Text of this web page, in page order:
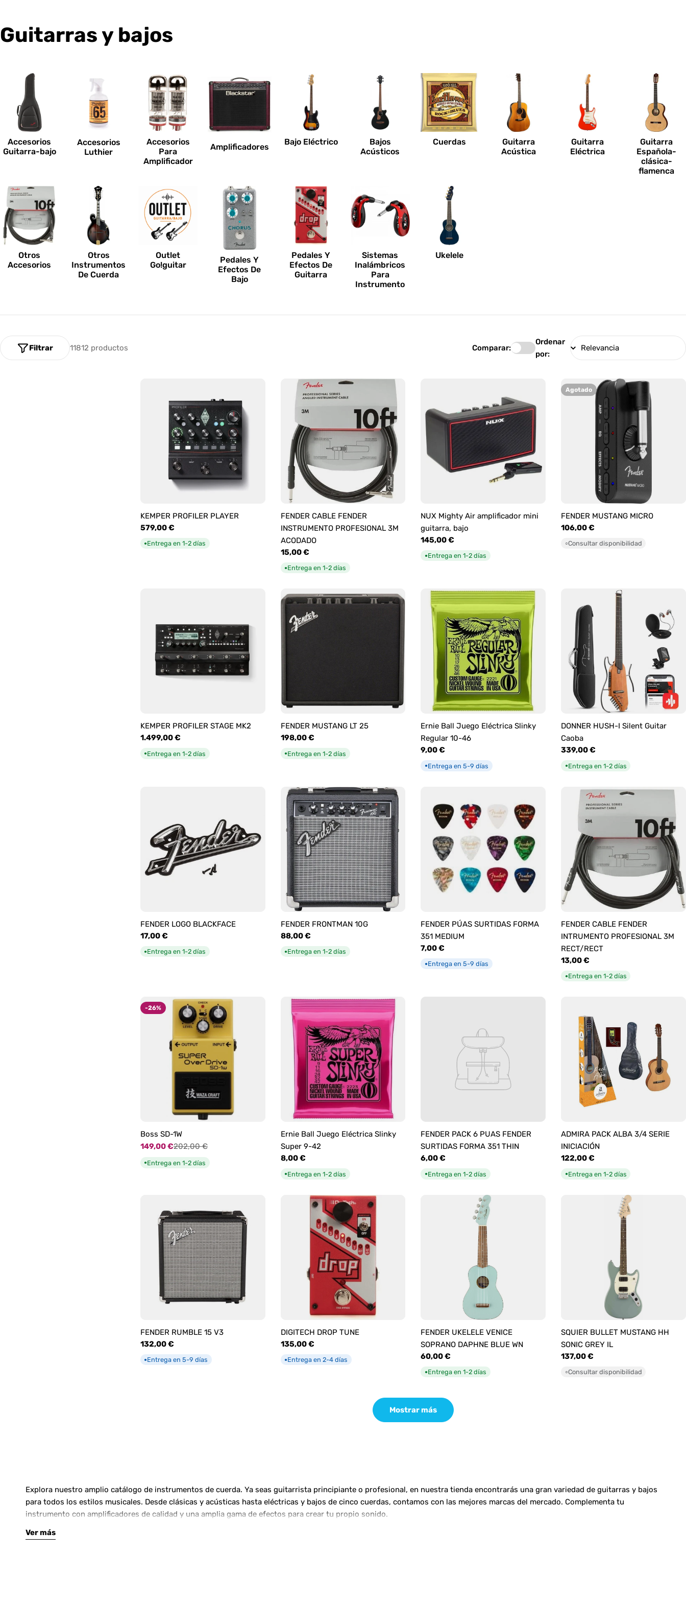
C
c
c
o
n
e
Guitarras y bajos
Accesorios
Guitarra-bajo
Accesorios
Luthier
Accesorios
Para
Amplificador
Amplificadores
Bajo Eléctrico
Bajos
Acústicos
Cuerdas
Guitarra
Acústica
Guitarra
Eléctrica
Guitarra
Española-
clásica-
flamenca
Otros
Accesorios
Otros
Instrumentos
De Cuerda
Outlet
Go!guitar
Pedales Y
Efectos De
Bajo
Pedales Y
Efectos De
Guitarra
Sistemas
Inalámbricos
Para
Instrumento
Ukelele
11812 productos
Filtrar Comparar:
Ordenar
por:
KEMPER PROFILER PLAYER
Precio
habitual
579,00 €
●Entrega en 1-2 días
FENDER CABLE FENDER
INSTRUMENTO PROFESIONAL 3M
ACODADO
Precio
habitual
15,00 €
●Entrega en 1-2 días
NUX Mighty Air amplificador mini
guitarra, bajo
Precio
habitual
145,00 €
●Entrega en 1-2 días
Agotado
FENDER MUSTANG MICRO
Precio
habitual
106,00 €
○Consultar disponibilidad
KEMPER PROFILER STAGE MK2
Precio
habitual
1.499,00 €
●Entrega en 1-2 días
FENDER MUSTANG LT 25
Precio
habitual
198,00 €
●Entrega en 1-2 días
Ernie Ball Juego Eléctrica Slinky
Regular 10-46
Precio
habitual
9,00 €
●Entrega en 5-9 días
DONNER HUSH-I Silent Guitar
Caoba
Precio
habitual
339,00 €
●Entrega en 1-2 días
FENDER LOGO BLACKFACE
Precio
habitual
17,00 €
●Entrega en 1-2 días
FENDER FRONTMAN 10G
Precio
habitual
88,00 €
●Entrega en 1-2 días
FENDER PÚAS SURTIDAS FORMA
351 MEDIUM
Precio
habitual
7,00 €
●Entrega en 5-9 días
FENDER CABLE FENDER
INTRUMENTO PROFESIONAL 3M
RECT/RECT
Precio
habitual
13,00 €
●Entrega en 1-2 días
-26%
Boss SD-1W
Precio
de
oferta
149,00 €
Precio
habitual
202,00 €
●Entrega en 1-2 días
Ernie Ball Juego Eléctrica Slinky
Super 9-42
Precio
habitual
8,00 €
●Entrega en 1-2 días
FENDER PACK 6 PUAS FENDER
SURTIDAS FORMA 351 THIN
Precio
habitual
6,00 €
●Entrega en 1-2 días
ADMIRA PACK ALBA 3/4 SERIE
INICIACIÓN
Precio
habitual
122,00 €
●Entrega en 1-2 días
FENDER RUMBLE 15 V3
Precio
habitual
132,00 €
●Entrega en 5-9 días
DIGITECH DROP TUNE
Precio
habitual
135,00 €
●Entrega en 2-4 días
FENDER UKELELE VENICE
SOPRANO DAPHNE BLUE WN
Precio
habitual
60,00 €
●Entrega en 1-2 días
SQUIER BULLET MUSTANG HH
SONIC GREY IL
Precio
137,00 €
○Consultar disponibilidad
Mostrar más
Explora nuestro amplio catálogo de instrumentos de cuerda. Ya seas guitarrista principiante o profesional, en nuestra tienda encontrarás una gran variedad de guitarras y bajos
para todos los estilos musicales. Desde clásicas y acústicas hasta eléctricas y bajos de cinco cuerdas, contamos con las mejores marcas del mercado. Complementa tu
instrumento con amplificadores de calidad y una amplia gama de efectos para crear tu propio sonido.
Ver más